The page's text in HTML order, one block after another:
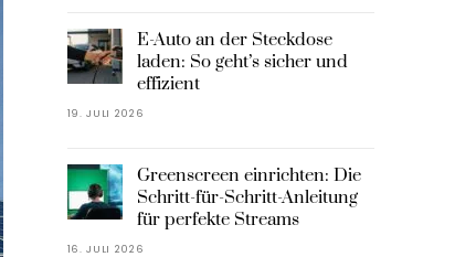
E-Auto an der Steckdose
laden: So geht’s sicher und
effizient
19. JULI 2026
Greenscreen einrichten: Die
Schritt-für-Schritt-Anleitung
für perfekte Streams
16. JULI 2026